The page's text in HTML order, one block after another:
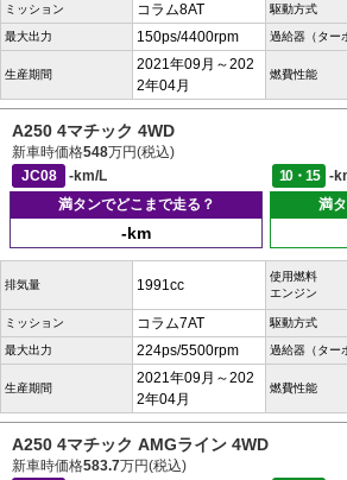
ミッション コラム8AT 駆動方式
最大出力 150ps/4400rpm 過給器（ター
生産期間
2021年09月～202
2年04月
燃費性能
A250 4マチック 4WD
新車時価格548万円(税込)
JC08
-km/L 10・15
-
満タンでどこまで走る？
-km
満
排気量 1991cc
使用燃料
エンジン
ミッション コラム7AT 駆動方式
最大出力 224ps/5500rpm 過給器（ター
生産期間
2021年09月～202
2年04月
燃費性能
A250 4マチック AMGライン 4WD
新車時価格583.7万円(税込)